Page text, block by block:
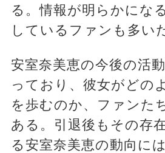
る。情報が明らかにな
しているファンも多い
安室奈美恵の今後の活
っており、彼女がどの
を歩むのか、ファンた
ある。引退後もその存
る安室奈美恵の動向に